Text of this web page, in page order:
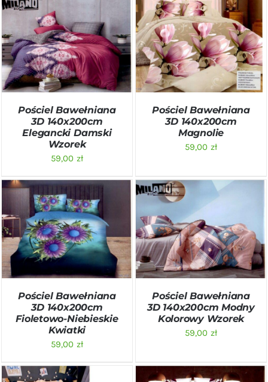
DODAJ DO KOSZYKA
/
SZCZEGÓŁY
Pościel Bawełniana
3D 140x200cm
Elegancki Damski
Wzorek
59,00 zł
DODAJ DO KOSZYKA
/
SZCZEGÓŁY
Pościel Bawełniana
3D 140x200cm
Magnolie
59,00 zł
DODAJ DO KOSZYKA
/
SZCZEGÓŁY
Pościel Bawełniana
3D 140x200cm
Fioletowo-Niebieskie
Kwiatki
59,00 zł
DODAJ DO KOSZYKA
/
SZCZEGÓŁY
Pościel Bawełniana
3D 140x200cm Modny
Kolorowy Wzorek
59,00 zł